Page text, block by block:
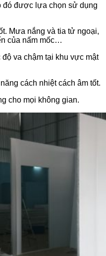
đó được lựa chọn sử dụng
Mưa nắng và tia tử ngoại,
của nấm mốc…
va chậm tại khu vực mật
cách nhiệt cách âm tốt.
cho mọi không gian.